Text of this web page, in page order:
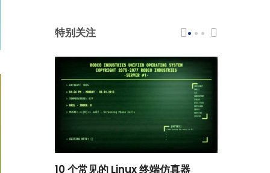
特别关注
10 个常见的 Linux 终端仿真器